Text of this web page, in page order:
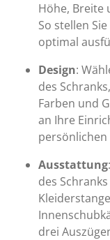
Höhe, Breite
So stellen
optimal
Design:
des
Farben und
an Ihre
persönlichen
Ausstattung
des
drei